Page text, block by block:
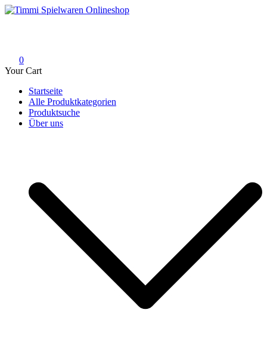
Skip
0
Your Cart
Startseite
Alle Produktkategorien
Produktsuche
Über uns